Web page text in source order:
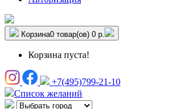
Корзина0 товар(ов) 0 р.
Корзина пуста!
+7(495)799-21-10
Список желаний